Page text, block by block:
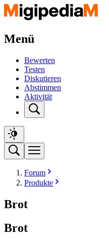
Menü
Bewerten
Testen
Diskutieren
Abstimmen
Aktivität
Forum
Produkte
Brot
Brot